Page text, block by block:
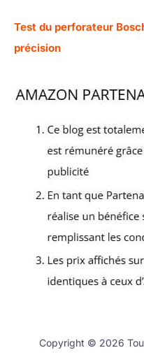
Test du perforateur
précision
Copyright © 2026